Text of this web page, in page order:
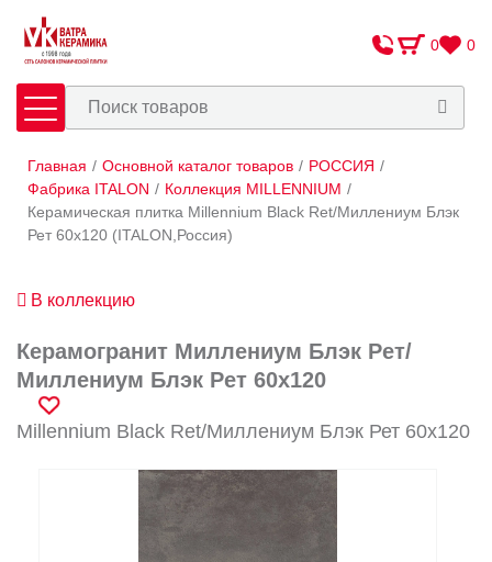
0 0
Плитка Сантехника
Оплата и доставка
Контакты
Главная / Основной каталог товаров / РОССИЯ /
Фабрика ITALON / Коллекция MILLENNIUM /
Керамическая плитка Millennium Black Ret/Миллениум Блэк
Рет 60х120 (ITALON,Россия)
В коллекцию
Керамогранит Миллениум Блэк Рет/
Миллениум Блэк Рет 60х120
Millennium Black Ret/Миллениум Блэк Рет 60х120